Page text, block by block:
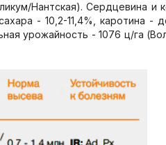
Нантская). Сердцевина и
- 10,2-11,4%, каротина -
урожайность - 1076 ц/га